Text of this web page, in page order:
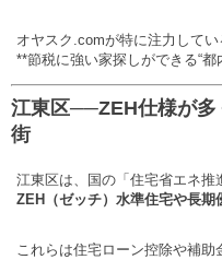
オヤスク.comが特に注力してい
**節税に強い家探しができる“都
江東区──ZEH仕様が多
街
江東区は、国の「住宅省エネ推
ZEH（ゼッチ）水準住宅や長期
これらは住宅ローン控除や補助